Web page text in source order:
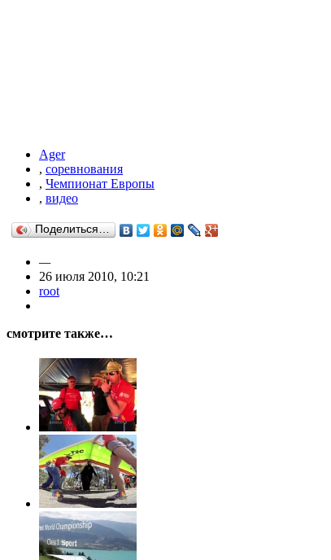
Ager
, соревнования
, Чемпионат Европы
, видео
Поделиться…
—
26 июля 2010, 10:21
root
смотрите также…